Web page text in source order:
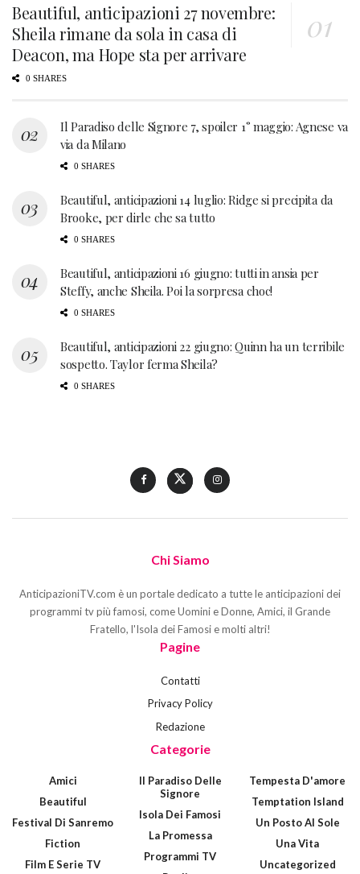
Beautiful, anticipazioni 27 novembre:
Sheila rimane da sola in casa di
Deacon, ma Hope sta per arrivare
0 SHARES
Il Paradiso delle Signore 7, spoiler 1° maggio: Agnese va
via da Milano
0 SHARES
Beautiful, anticipazioni 14 luglio: Ridge si precipita da
Brooke, per dirle che sa tutto
0 SHARES
Beautiful, anticipazioni 16 giugno: tutti in ansia per
Steffy, anche Sheila. Poi la sorpresa choc!
0 SHARES
Beautiful, anticipazioni 22 giugno: Quinn ha un terribile
sospetto. Taylor ferma Sheila?
0 SHARES
Chi Siamo
AnticipazioniTV.com è un portale dedicato a tutte le anticipazioni dei
programmi tv più famosi, come Uomini e Donne, Amici, il Grande
Fratello, l'Isola dei Famosi e molti altri!
Pagine
Contatti
Privacy Policy
Redazione
Categorie
Amici
Beautiful
Festival Di Sanremo
Fiction
Film E Serie TV
Il Paradiso Delle
Signore
Isola Dei Famosi
La Promessa
Programmi TV
Tempesta D'amore
Temptation Island
Un Posto Al Sole
Una Vita
Uncategorized